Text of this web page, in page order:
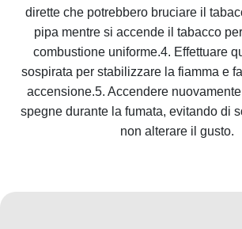
dirette che potrebbero bruciare il
pipa mentre si accende il tabacco
combustione uniforme.4. Effettuare
sospirata per stabilizzare la fiamma e
accensione.5. Accendere
spegne durante la fumata, evitando di
non alterare il gusto.